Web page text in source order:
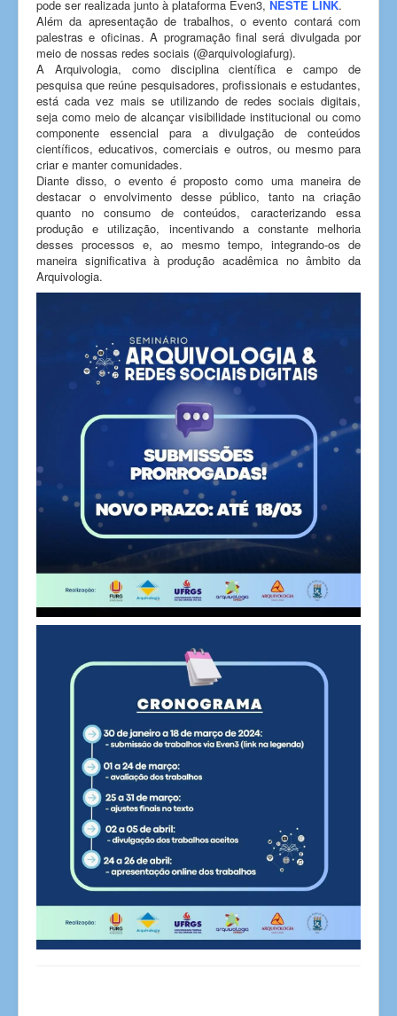
pode ser realizada junto à plataforma Even3, NESTE LINK.
Além da apresentação de trabalhos, o evento contará com
palestras e oficinas. A programação final será divulgada por
meio de nossas redes sociais (@arquivologiafurg).
A Arquivologia, como disciplina científica e campo de
pesquisa que reúne pesquisadores, profissionais e estudantes,
está cada vez mais se utilizando de redes sociais digitais,
seja como meio de alcançar visibilidade institucional ou como
componente essencial para a divulgação de conteúdos
científicos, educativos, comerciais e outros, ou mesmo para
criar e manter comunidades.
Diante disso, o evento é proposto como uma maneira de
destacar o envolvimento desse público, tanto na criação
quanto no consumo de conteúdos, caracterizando essa
produção e utilização, incentivando a constante melhoria
desses processos e, ao mesmo tempo, integrando-os de
maneira significativa à produção acadêmica no âmbito da
Arquivologia.